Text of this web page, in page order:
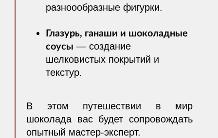
разноообразные фигурки.
Глазурь, ганаши и шоколадные
соусы — создание
шелковистых покрытий и
текстур.
В этом путешествии в мир
шоколада вас будет сопровождать
опытный мастер-эксперт.